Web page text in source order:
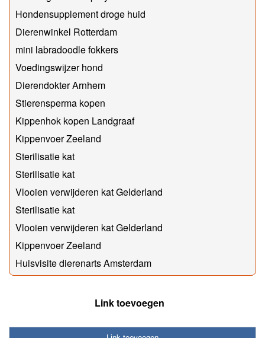
Hondensupplement droge huid
Dierenwinkel Rotterdam
mini labradoodle fokkers
Voedingswijzer hond
Dierendokter Arnhem
Stierensperma kopen
Kippenhok kopen Landgraaf
Kippenvoer Zeeland
Sterilisatie kat
Sterilisatie kat
Vlooien verwijderen kat Gelderland
Sterilisatie kat
Vlooien verwijderen kat Gelderland
Kippenvoer Zeeland
Huisvisite dierenarts Amsterdam
Link toevoegen